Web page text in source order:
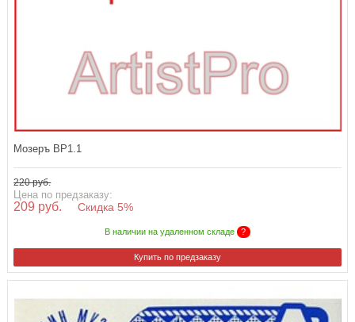
Мозеръ BP1.1
220 руб.
Цена по предзаказу:
209 руб. Скидка 5%
В наличии на удаленном складе ?
Купить по предзаказу